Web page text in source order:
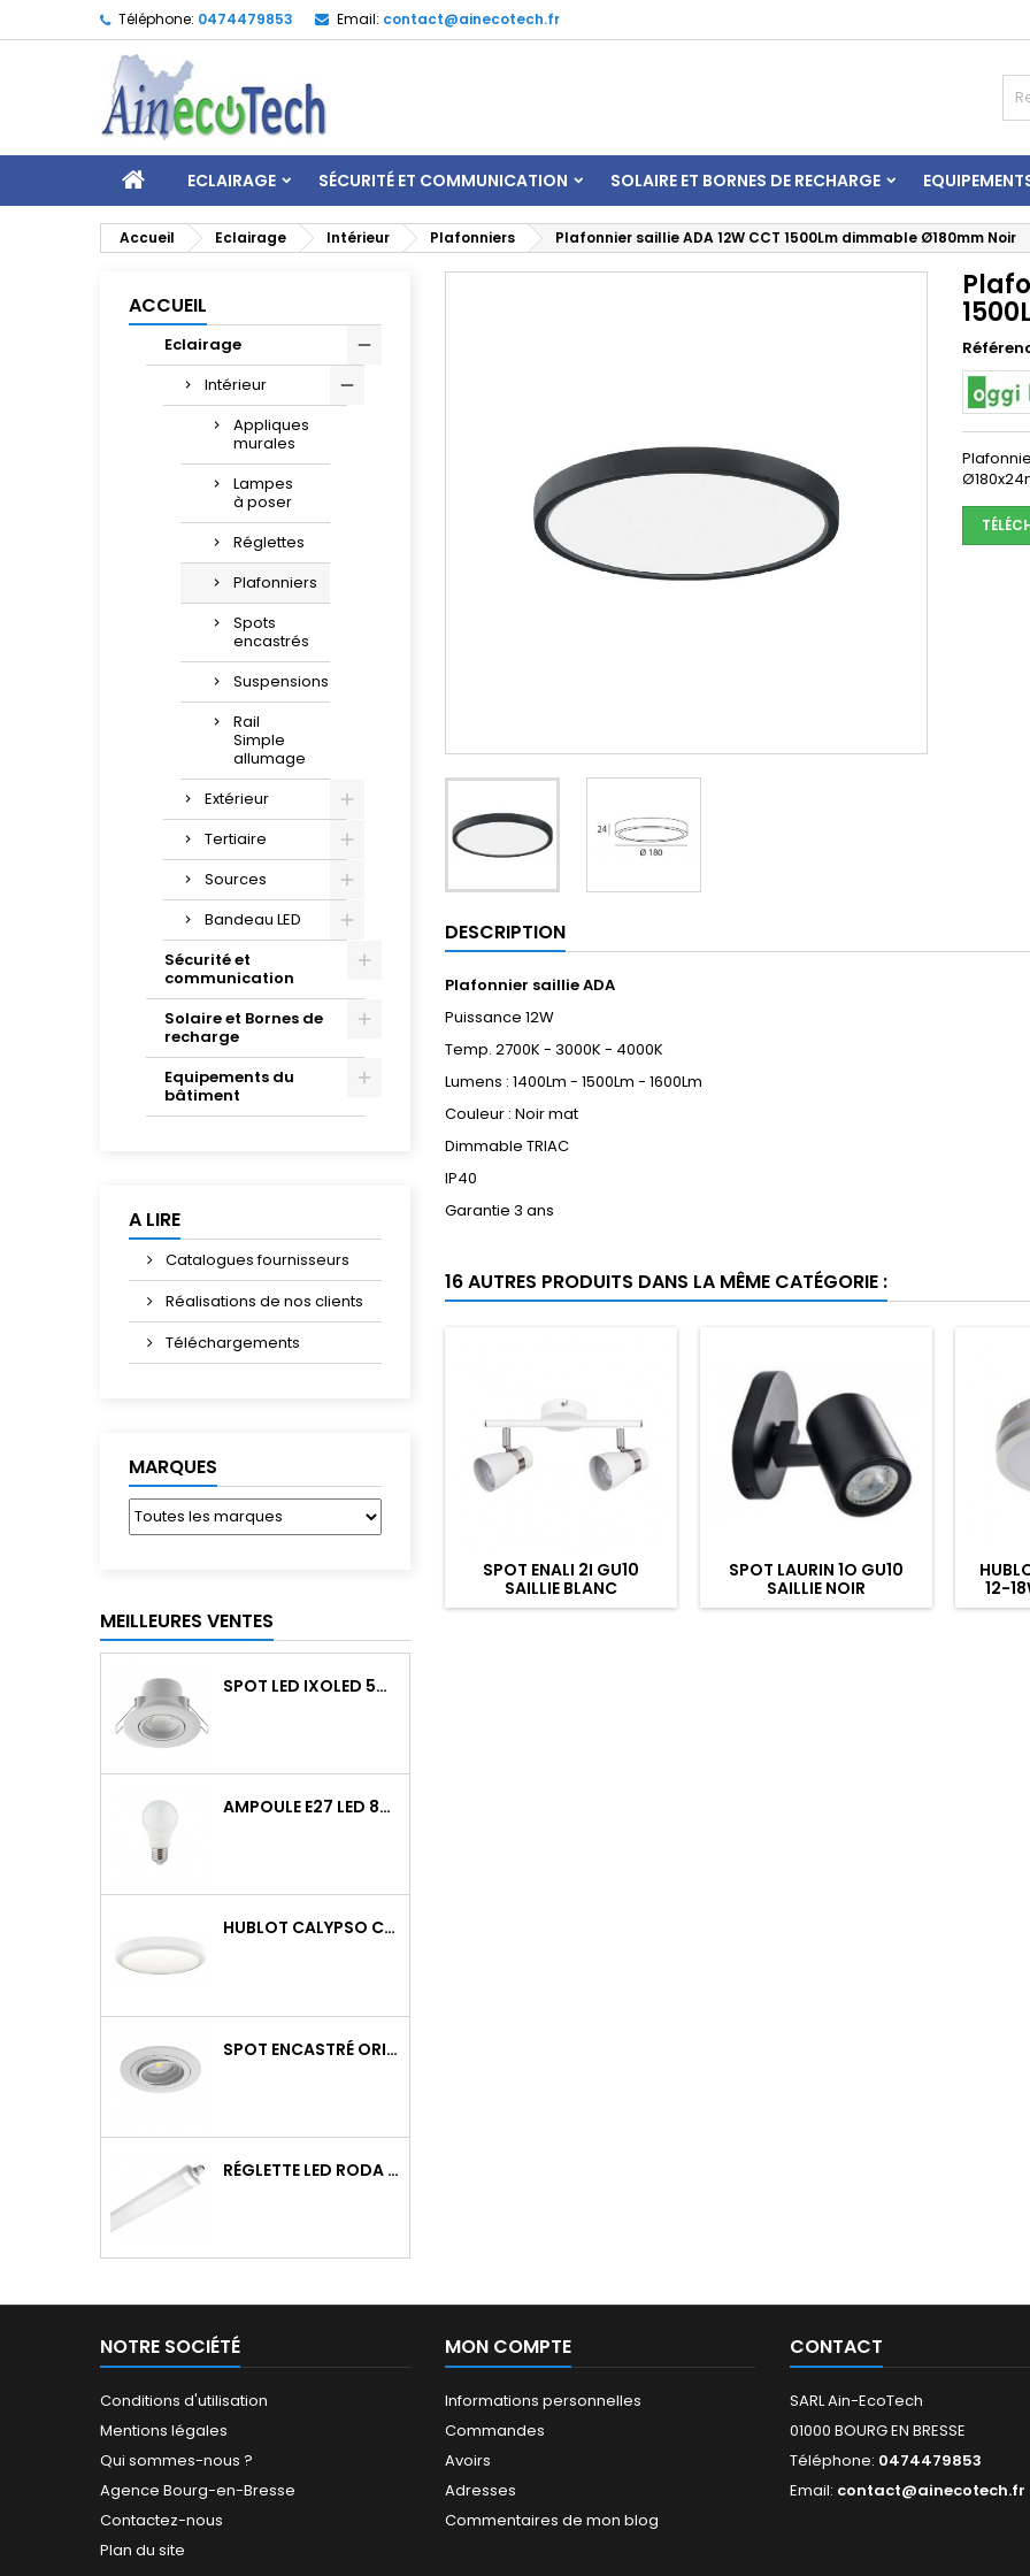
Téléphone: 0474479853 Email: contact@ainecotech.fr
ECLAIRAGE SÉCURITÉ ET COMMUNICATION SOLAIRE ET BORNES DE RECHARGE
Accueil Eclairage Intérieur Plafonniers Plafonnier saillie ADA 12W CCT 1500Lm dimmable Ø180mm Noir
ACCUEIL
Eclairage
Intérieur
Appliques
murales
Lampes
à poser
Réglettes
Plafonniers
Spots
encastrés
Suspensions
Rail
Simple
allumage
Extérieur
Tertiaire
Sources
Bandeau LED
Sécurité et
communication
Solaire et Bornes de
recharge
Equipements du
bâtiment
A LIRE
Catalogues fournisseurs
Réalisations de nos clients
Téléchargements
MARQUES
MEILLEURES VENTES
SPOT LED IXOLED 5W ORIENTABLE CCT DIMMABLE 600LM IP65 BLANC BBC
AMPOULE E27 LED 8W RAPID PRO V2 4000K 810LM
HUBLOT CALYPSO CCT 9-18W 2000LM ON/OFF IK10 BLANC
SPOT ENCASTRÉ ORIENTABLE WATTO GU10 AUTO BLANC
RÉGLETTE LED RODA BASIC 1266MM 36W 4300LM 4000K IP65 TRAV.
DESCRIPTION
Plafonnier saillie ADA
Puissance 12W
Temp. 2700K - 3000K - 4000K
Lumens : 1400Lm - 1500Lm - 1600Lm
Couleur : Noir mat
Dimmable TRIAC
IP40
Garantie 3 ans
16 AUTRES PRODUITS DANS LA MÊME CATÉGORIE :
SPOT ENALI 2I GU10
SAILLIE BLANC
SPOT LAURIN 1O GU10
SAILLIE NOIR
12-
NOTRE SOCIÉTÉ
Conditions d'utilisation
Mentions légales
Qui sommes-nous ?
Agence Bourg-en-Bresse
Contactez-nous
Plan du site
MON COMPTE
Informations personnelles
Commandes
Avoirs
Adresses
Commentaires de mon blog
CONTACT
SARL Ain-EcoTech
01000 BOURG EN BRESSE
Téléphone: 0474479853
Email: contact@ainecotech.fr